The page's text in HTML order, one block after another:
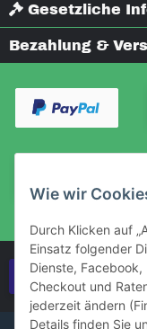
Wie wir
Durch Klicken auf
Einsatz folgender
Dienste,
Checkout und
jederzeit ändern
Details finden Sie
Gesetzliche
Bezahlung &
Vertrag widerrufen